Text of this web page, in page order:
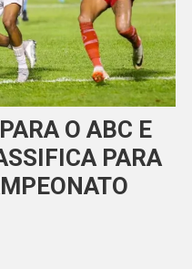
O ABC E
PARA